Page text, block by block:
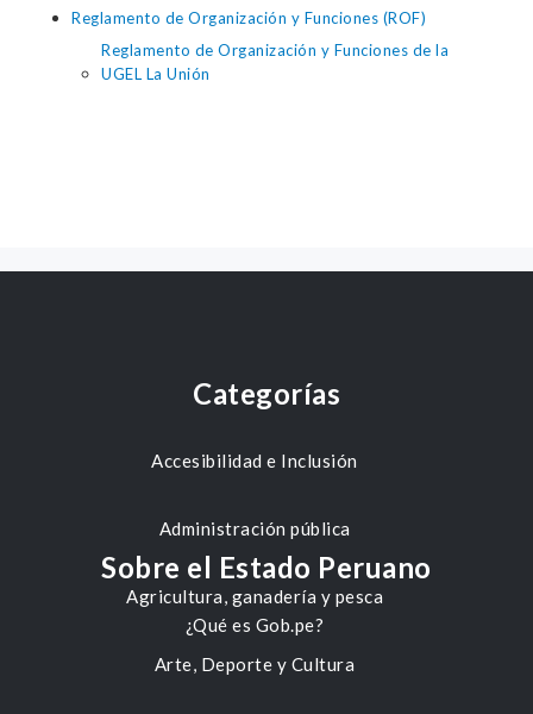
Reglamento de Organización y Funciones (ROF)
Reglamento de Organización y Funciones de la
UGEL La Unión
Categorías
Accesibilidad e Inclusión
Administración pública
Agricultura, ganadería y pesca
Arte, Deporte y Cultura
Sobre el Estado Peruano
¿Qué es Gob.pe?